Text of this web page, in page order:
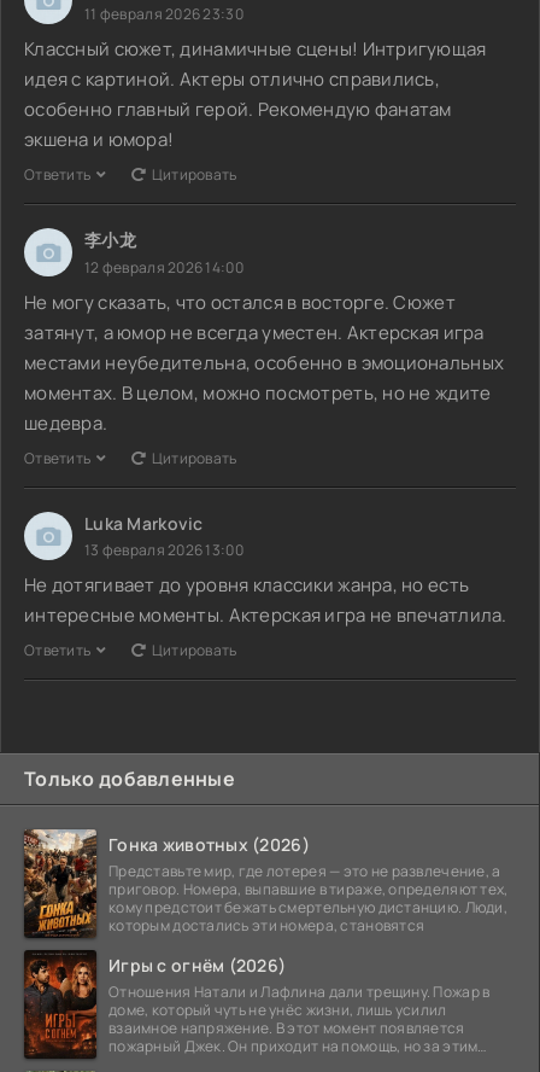
11 февраля 2026 23:30
Классный сюжет, динамичные сцены! Интригующая
идея с картиной. Актеры отлично справились,
особенно главный герой. Рекомендую фанатам
экшена и юмора!
Ответить Цитировать
李小龙
12 февраля 2026 14:00
Не могу сказать, что остался в восторге. Сюжет
затянут, а юмор не всегда уместен. Актерская игра
местами неубедительна, особенно в эмоциональных
моментах. В целом, можно посмотреть, но не ждите
шедевра.
Ответить Цитировать
Luka Markovic
13 февраля 2026 13:00
Не дотягивает до уровня классики жанра, но есть
интересные моменты. Актерская игра не впечатлила.
Ответить Цитировать
Только добавленные
Гонка животных (2026)
Представьте мир, где лотерея — это не развлечение, а
приговор. Номера, выпавшие в тираже, определяют тех,
кому предстоит бежать смертельную дистанцию. Люди,
которым достались эти номера, становятся
Игры с огнём (2026)
Отношения Натали и Лафлина дали трещину. Пожар в
доме, который чуть не унёс жизни, лишь усилил
взаимное напряжение. В этот момент появляется
пожарный Джек. Он приходит на помощь, но за этим